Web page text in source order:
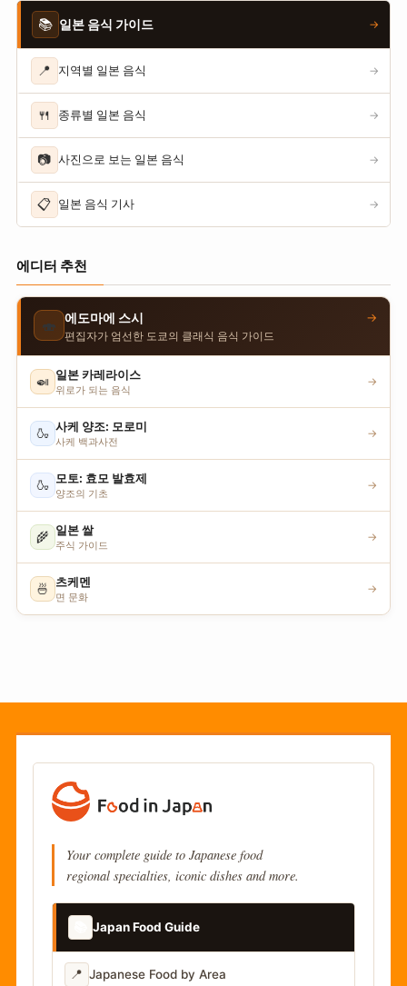
📚 일본 음식 가이드 →
📍 지역별 일본 음식 →
🍴 종류별 일본 음식 →
📷 사진으로 보는 일본 음식 →
📋 일본 음식 기사 →
에디터 추천
🍣 에도마에 스시
편집자가 엄선한 도쿄의 클래식 음식 가이드
→
🍛 일본 카레라이스
위로가 되는 음식
→
🍶 사케 양조: 모로미
사케 백과사전
→
🍶 모토: 효모 발효제
양조의 기초
→
🌾 일본 쌀
주식 가이드
→
🍜 츠케멘
면 문화
→
Your complete guide to Japanese food
regional specialties, iconic dishes and more.
Japan Food Guide
📍 Japanese Food by Area